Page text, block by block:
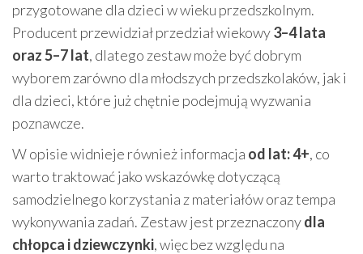
przygotowane dla dzieci w wieku przedszkolnym.
Producent przewidział przedział wiekowy3–4 lata
oraz 5–7 lat, dlatego zestaw może być dobrym
wyborem zarówno dla młodszych przedszkolaków, jak i
dla dzieci, które już chętnie podejmują wyzwania
poznawcze.
W opisie widnieje również informacja od lat: 4+, co
warto traktować jako wskazówkę dotyczącą
samodzielnego korzystania z materiałów oraz tempa
wykonywania zadań. Zestaw jest przeznaczonydla
chłopca i dziewczynki, więc bez względu na